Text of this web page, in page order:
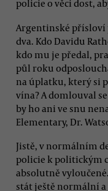
policie o věci dost,
Argentinské přísloví
dva. Kdo Davidu
kdo mu je předal,
půl roku
na úplatku, který si
vína? A domlouval
by ho ani ve snu
Elementary, Dr.
Jistě, v normálním
policie k politickým
absolutně
stát ještě normální